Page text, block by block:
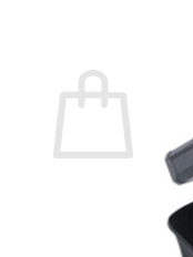
ไม่มีสินค้าในตะกร้า
กลับสู่หน้าร้านค้า